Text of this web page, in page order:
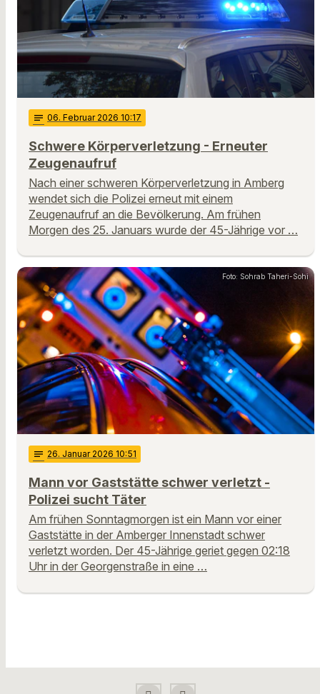
notes 06. Februar 2026 10:17
Schwere Körperverletzung - Erneuter
Zeugenaufruf
Nach einer schweren Körperverletzung in Amberg
wendet sich die Polizei erneut mit einem
Zeugenaufruf an die Bevölkerung. Am frühen
Morgen des 25. Januars wurde der 45-Jährige vor …
Foto: Sohrab Taheri-Sohi
notes 26. Januar 2026 10:51
Mann vor Gaststätte schwer verletzt -
Polizei sucht Täter
Am frühen Sonntagmorgen ist ein Mann vor einer
Gaststätte in der Amberger Innenstadt schwer
verletzt worden. Der 45-Jährige geriet gegen 02:18
Uhr in der Georgenstraße in eine …